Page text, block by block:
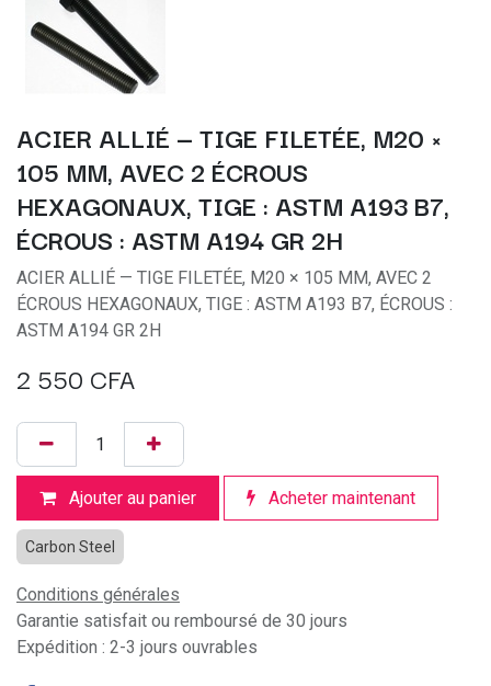
ACIER ALLIÉ — TIGE FILETÉE, M20 ×
105 MM, AVEC 2 ÉCROUS
HEXAGONAUX, TIGE : ASTM A193 B7,
ÉCROUS : ASTM A194 GR 2H
ACIER ALLIÉ — TIGE FILETÉE, M20 × 105 MM, AVEC 2
ÉCROUS HEXAGONAUX, TIGE : ASTM A193 B7, ÉCROUS :
ASTM A194 GR 2H
2 550 CFA
Ajouter au panier Acheter maintenant
Carbon Steel
Conditions générales
Garantie satisfait ou remboursé de 30 jours
Expédition : 2-3 jours ouvrables